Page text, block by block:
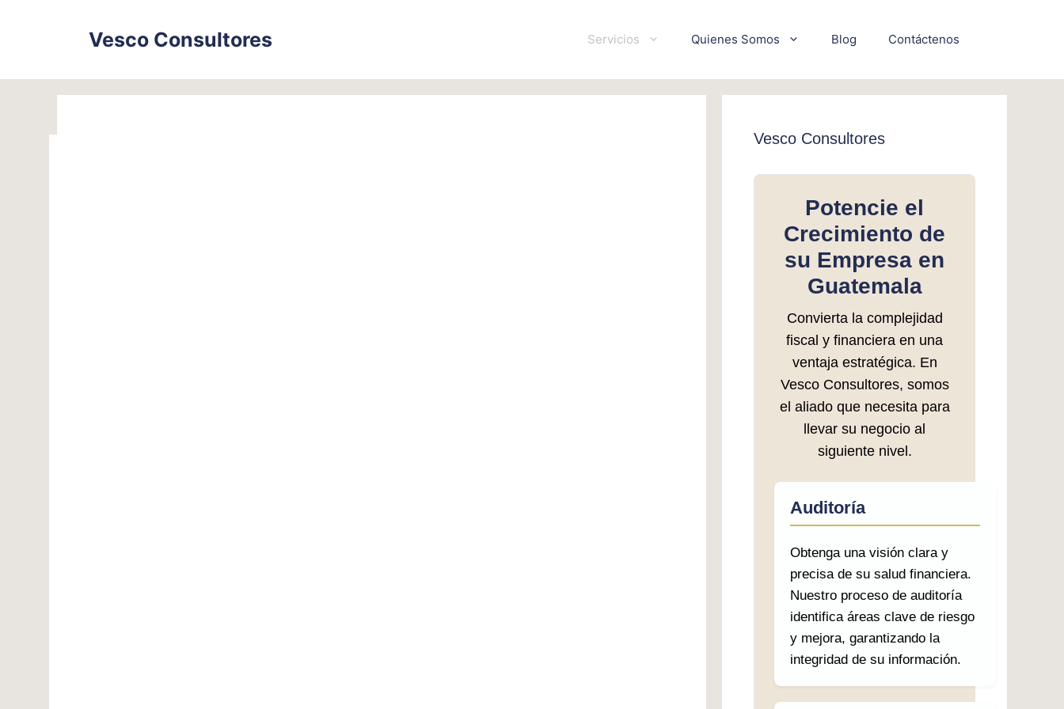
Vesco Consultores Servicios Quienes Somos Blog Contáctenos
Vesco Consultores
Potencie el
Crecimiento de
su Empresa en
Guatemala
Convierta la complejidad
fiscal y financiera en una
ventaja estratégica. En
Vesco Consultores, somos
el aliado que necesita para
llevar su negocio al
siguiente nivel.
Auditoría
Obtenga una visión clara y
precisa de su salud financiera.
Nuestro proceso de auditoría
identifica áreas clave de riesgo
y mejora, garantizando la
integridad de su información.